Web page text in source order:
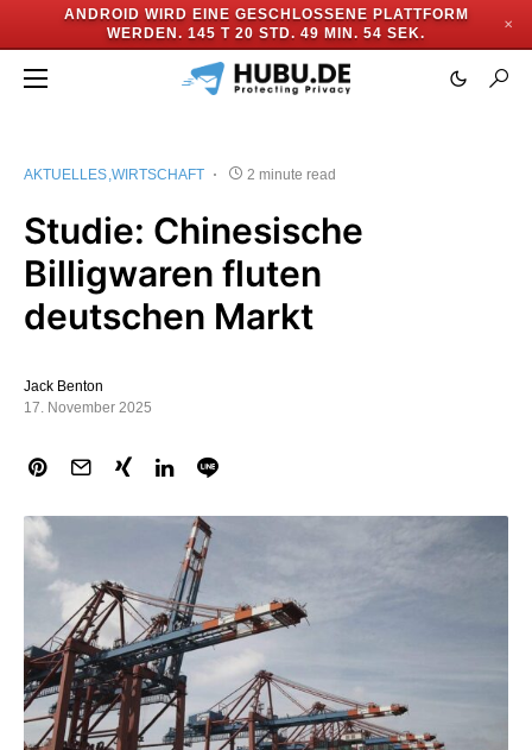
ANDROID WIRD EINE GESCHLOSSENE PLATTFORM
WERDEN. 145 T 20 STD. 49 MIN. 54 SEK.
✕
AKTUELLES WIRTSCHAFT 2 minute read
Studie: Chinesische
Billigwaren fluten
deutschen Markt
Jack Benton
17. November 2025